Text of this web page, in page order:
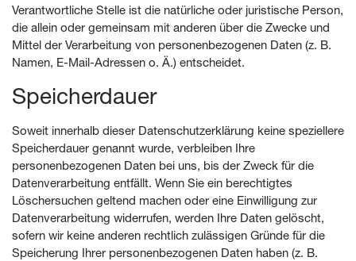
Verantwortliche Stelle ist die natürliche oder juristische Person,
die allein oder gemeinsam mit anderen über die Zwecke und
Mittel der Verarbeitung von personenbezogenen Daten (z. B.
Namen, E-Mail-Adressen o. Ä.) entscheidet.
Speicherdauer
Soweit innerhalb dieser Datenschutzerklärung keine speziellere
Speicherdauer genannt wurde, verbleiben Ihre
personenbezogenen Daten bei uns, bis der Zweck für die
Datenverarbeitung entfällt. Wenn Sie ein berechtigtes
Löschersuchen geltend machen oder eine Einwilligung zur
Datenverarbeitung widerrufen, werden Ihre Daten gelöscht,
sofern wir keine anderen rechtlich zulässigen Gründe für die
Speicherung Ihrer personenbezogenen Daten haben (z. B.